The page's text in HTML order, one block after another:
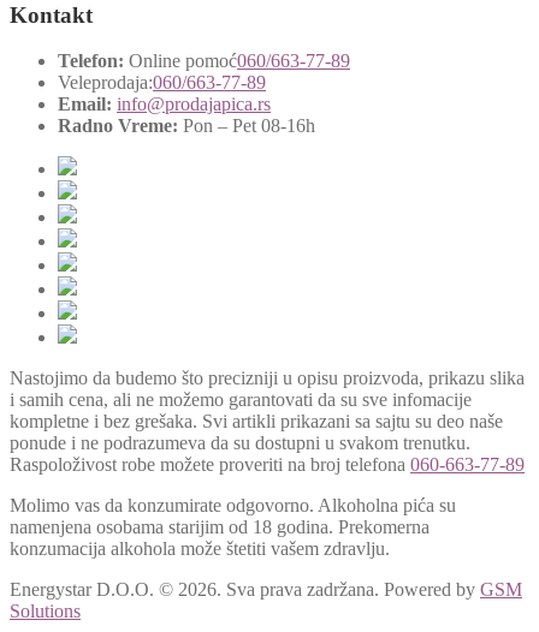
Kontakt
Telefon: Online pomoć060/663-77-89
Veleprodaja:060/663-77-89
Email: info@prodajapica.rs
Radno Vreme: Pon – Pet 08-16h
Nastojimo da budemo što precizniji u opisu proizvoda, prikazu slika
i samih cena, ali ne možemo garantovati da su sve infomacije
kompletne i bez grešaka. Svi artikli prikazani sa sajtu su deo naše
ponude i ne podrazumeva da su dostupni u svakom trenutku.
Raspoloživost robe možete proveriti na broj telefona 060-663-77-89
Molimo vas da konzumirate odgovorno. Alkoholna pića su
namenjena osobama starijim od 18 godina. Prekomerna
konzumacija alkohola može štetiti vašem zdravlju.
Energystar D.O.O. © 2026. Sva prava zadržana. Powered by GSM
Solutions